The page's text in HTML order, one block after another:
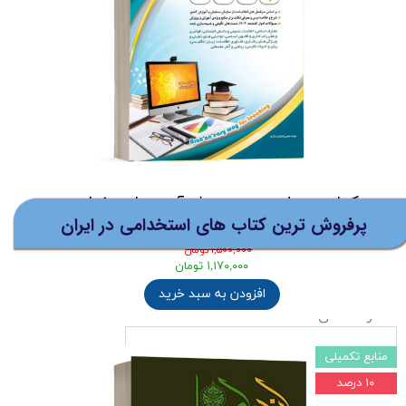
- آموزش نکته به نکته کلیه نکات سلامت و
( گردآوری شده توسط خانم فروزان مسلمی )
- حل و بررسی 70 تست آموزشی ویژه آزمون
استخدامی آموزش و پرورش و آزمون جهاد
نام و نام خانوادگی
شماره تماس
افزودن به سبد خرید
کتاب حیطه عمومی ویژه آزمون استخدامی
آموزش و پرورش 1405 نشر آراه
۱,۵۰۰,۰۰۰ تومان
۱,۱۷۰,۰۰۰ تومان
افزودن به سبد خرید
منابع تکمیلی
۱۰ درصد
پرفروش ترین کتاب های استخدامی در ایران